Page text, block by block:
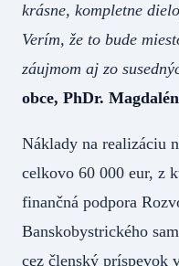
krásne, kompletne
Verím, že to bude
záujmom aj zo
obce, PhDr.
Náklady na realizáciu
celkovo 60 000 eur, z
finančná podpora
Banskobystrického
cez členský príspevok